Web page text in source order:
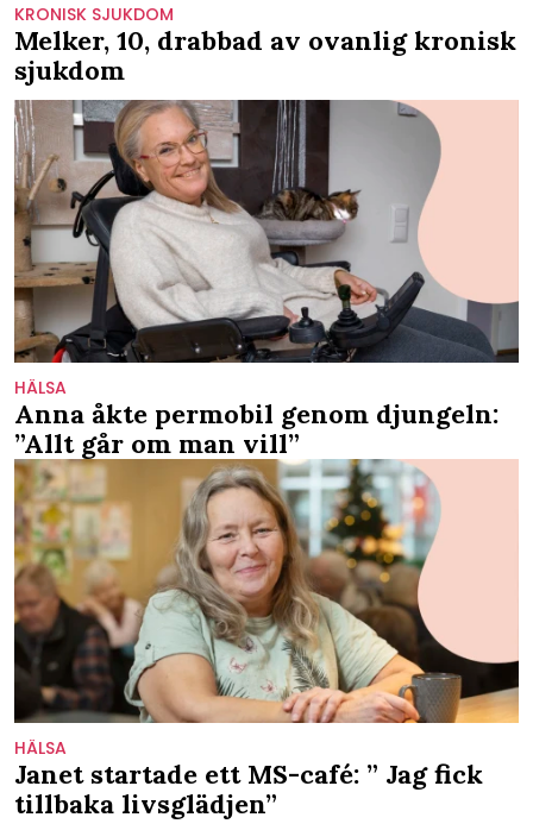
KRONISK SJUKDOM
Melker, 10, drabbad av ovanlig kronisk
sjukdom
HÄLSA
Anna åkte permobil genom djungeln:
”Allt går om man vill”
HÄLSA
Janet startade ett MS-café: ” Jag fick
tillbaka livsglädjen”